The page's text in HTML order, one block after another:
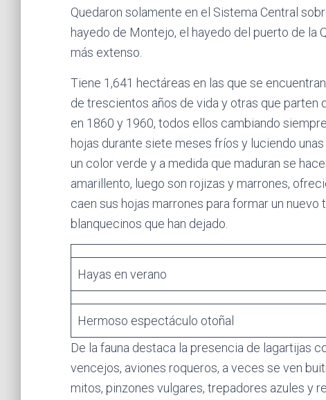
Quedaron solamente en el Sistema Central
hayedo de Montejo, el hayedo del puerto de la
más extenso.
Tiene 1,641 hectáreas en las que se
de trescientos años de vida y otras que
en 1860 y 1960, todos ellos cambiando
hojas durante siete meses fríos y luciendo
un color verde y a medida que maduran se
amarillento, luego son rojizas y marrones,
caen sus hojas marrones para formar un
blanquecinos que han dejado.
Hayas en verano
Hermoso espectáculo otoñal
De la fauna destaca la presencia de lagartijas
vencejos, aviones roqueros, a veces se ven
mitos, pinzones vulgares, trepadores azules y